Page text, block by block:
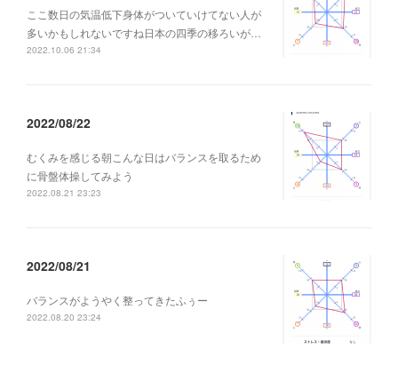
ここ数日の気温低下身体がついていけてない人が
多いかもしれないですね日本の四季の移ろいが…
2022.10.06 21:34
2022/08/22
むくみを感じる朝こんな日はバランスを取るため
に骨盤体操してみよう
2022.08.21 23:23
2022/08/21
バランスがようやく整ってきたふぅー
2022.08.20 23:24